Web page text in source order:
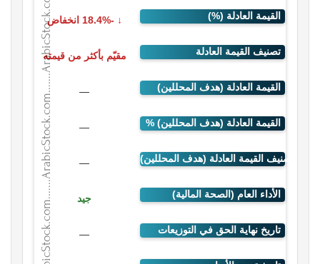
-18.4% انخفاض
مقيّم بأكثر من قيمته
—
—
—
جيد
—